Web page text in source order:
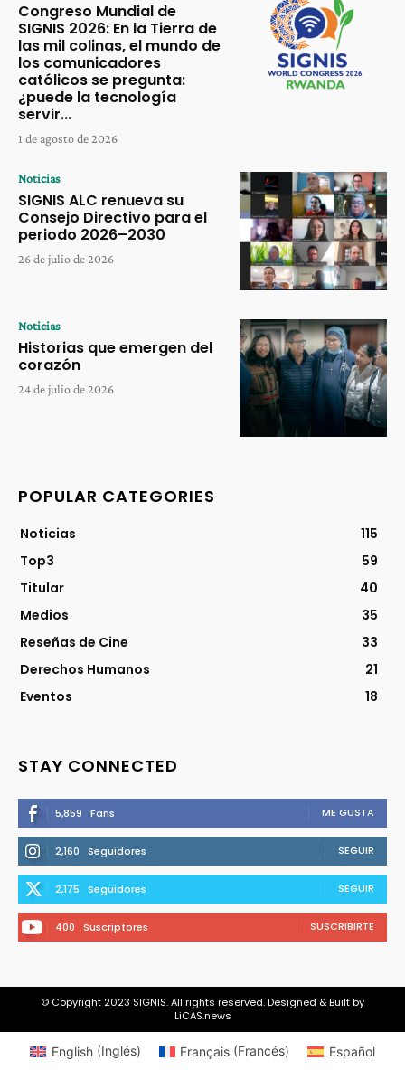
Congreso Mundial de
SIGNIS 2026: En la Tierra de
las mil colinas, el mundo de
los comunicadores
católicos se pregunta:
¿puede la tecnología
servir...
1 de agosto de 2026
Noticias
SIGNIS ALC renueva su
Consejo Directivo para el
periodo 2026–2030
26 de julio de 2026
Noticias
Historias que emergen del
corazón
24 de julio de 2026
POPULAR CATEGORIES
Noticias
115
Top3
59
Titular
40
Medios
35
Reseñas de Cine
33
Derechos Humanos
21
Eventos
18
STAY CONNECTED
5,859 Fans ME GUSTA
2,160 Seguidores SEGUIR
2,175 Seguidores SEGUIR
400 Suscriptores SUSCRIBIRTE
© Copyright 2023 SIGNIS. All rights reserved. Designed & Built by
LiCAS.news
English(Inglés) Français (Francés) Español